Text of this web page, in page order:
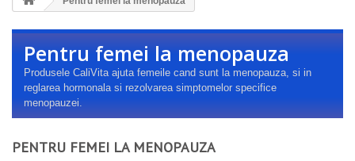
Pentru femei la menopauza
Produsele CaliVita ajuta femeile cand sunt la menopauza, si in
reglarea hormonala si rezolvarea simptomelor specifice
menopauzei.
PENTRU FEMEI LA MENOPAUZA